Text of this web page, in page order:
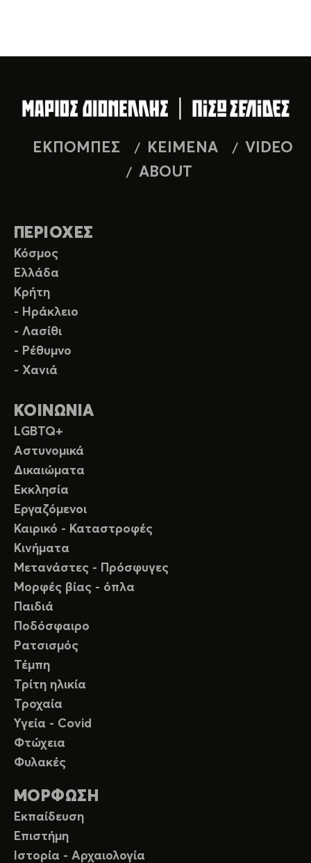
ΕΚΠΟΜΠΕΣ ΚΕΙΜΕΝΑ
VIDEO
ABOUT
ΠΕΡΙΟΧΕΣ
Κόσμος
Ελλάδα
Κρήτη
- Ηράκλειο
- Λασίθι
- Ρέθυμνο
- Χανιά
ΚΟΙΝΩΝΙΑ
LGBTQ+
Αστυνομικά
Δικαιώματα
Εκκλησία
Εργαζόμενοι
Καιρικό - Καταστροφές
Κινήματα
Μετανάστες - Πρόσφυγες
Μορφές βίας - όπλα
Παιδιά
Ποδόσφαιρο
Ρατσισμός
Τέμπη
Τρίτη ηλικία
Τροχαία
Υγεία - Covid
Φτώχεια
Φυλακές
ΜΟΡΦΩΣΗ
Εκπαίδευση
Επιστήμη
Ιστορία - Αρχαιολογία